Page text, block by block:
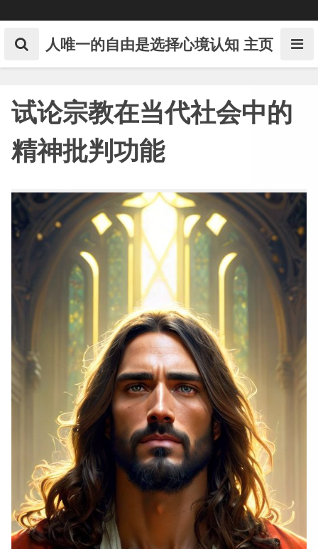
to
content 人唯一的自由是选择心境认知 主页
试论宗教在当代社会中的
精神批判功能